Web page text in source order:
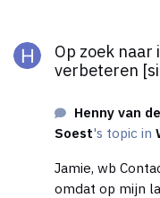
Op zoek
verbeteren
Henny van
Soest's topic in
Jamie, wb Contacformulier.
omdat op mijn